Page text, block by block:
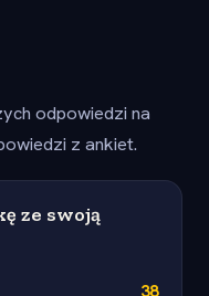
odpowiedzi na
z ankiet.
ze swoją
38